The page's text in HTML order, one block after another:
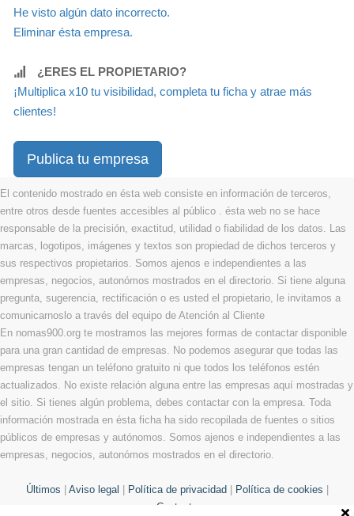
He visto algún dato incorrecto.
Eliminar ésta empresa.
¿ERES EL PROPIETARIO?
¡Multiplica x10 tu visibilidad, completa tu ficha y atrae más
clientes!
Publica tu empresa
El contenido mostrado en ésta web consiste en información de terceros,
entre otros desde fuentes accesibles al público . ésta web no se hace
responsable de la precisión, exactitud, utilidad o fiabilidad de los datos. Las
marcas, logotipos, imágenes y textos son propiedad de dichos terceros y
sus respectivos propietarios. Somos ajenos e independientes a las
empresas, negocios, autonómos mostrados en el directorio. Si tiene alguna
pregunta, sugerencia, rectificación o es usted el propietario, le invitamos a
comunicarnoslo a través del equipo de Atención al Cliente
En nomas900.org te mostramos las mejores formas de contactar disponible
para una gran cantidad de empresas. No podemos asegurar que todas las
empresas tengan un teléfono gratuito ni que todos los teléfonos estén
actualizados. No existe relación alguna entre las empresas aquí mostradas y
el sitio. Si tienes algún problema, debes contactar con la empresa. Toda
información mostrada en ésta ficha ha sido recopilada de fuentes o sitios
públicos de empresas y autónomos. Somos ajenos e independientes a las
empresas, negocios, autonómos mostrados en el directorio.
Últimos Aviso legal Política de privacidad Política de cookies
Contacto